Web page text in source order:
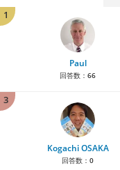
1
Paul
回答数： 66
3
Kogachi OSAKA
回答数： 0